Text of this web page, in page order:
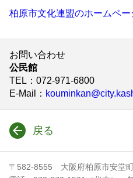
柏原市文化連盟のホームペー
お問い合わせ
公民館
TEL ：072-971-6800
E-Mail
：
戻る
〒582-8555 大阪府柏原市安堂